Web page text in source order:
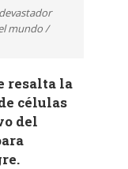
mundo /
resalta la
células
del